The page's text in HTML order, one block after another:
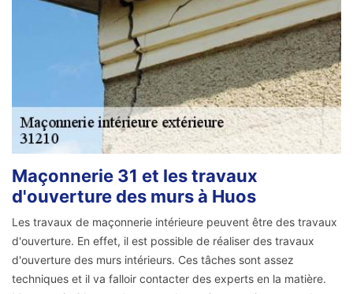
Maçonnerie 31 et les travaux
d'ouverture des murs à Huos
Les travaux de maçonnerie intérieure peuvent être des travaux
d'ouverture. En effet, il est possible de réaliser des travaux
d'ouverture des murs intérieurs. Ces tâches sont assez
techniques et il va falloir contacter des experts en la matière.